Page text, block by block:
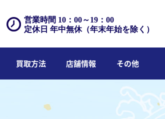
営業時間 10：00～19：00
定休日 年中無休（年末年始を除く）
買取方法 店舗情報 その他